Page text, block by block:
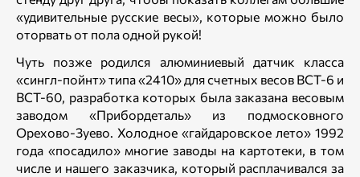
«удивительные русские весы», которые можно было
оторвать от пола одной рукой!
Чуть позже родился алюминиевый датчик класса
«сингл-пойнт» типа «2410» для счетных весов ВСТ-6 и
ВСТ-60, разработка которых была заказана весовым
заводом «Прибордеталь» из подмосковного
Орехово-Зуево. Холодное «гайдаровское лето» 1992
года «посадило» многие заводы на картотеки, в том
числе и нашего заказчика, который расплачивался за